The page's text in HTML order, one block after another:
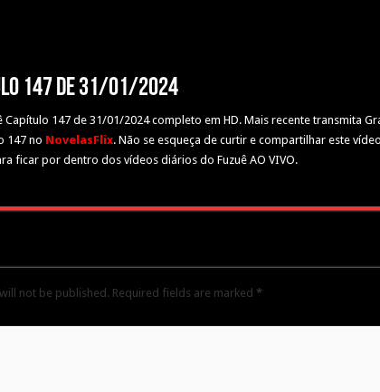
147 de 31/01/2024
Capítulo 147 de 31/01/2024 completo em HD. Mais recente transmita
147 no NovelasFlix. Não se esqueça de curtir e compartilhar este
ficar por dentro dos vídeos diários do Fuzuê AO VIVO.
not be published. Required fields are marked *